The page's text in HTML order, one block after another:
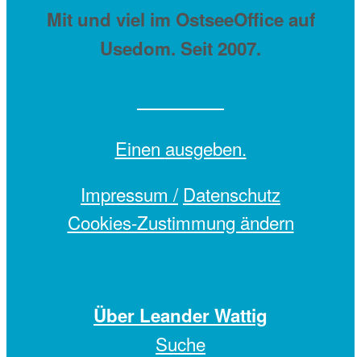
Mit und viel im OstseeOffice auf
Usedom. Seit 2007.
Einen ausgeben.
Impressum / Datenschutz
Cookies-Zustimmung ändern
Über Leander Wattig
Suche